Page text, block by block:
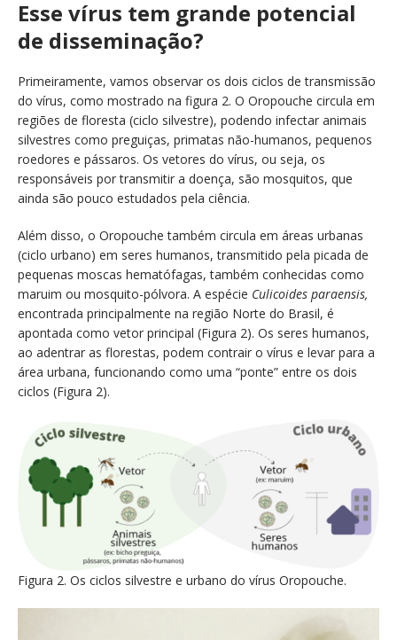
Esse vírus tem grande potencial
de disseminação?
Primeiramente, vamos observar os dois ciclos de transmissão
do vírus, como mostrado na figura 2. O Oropouche circula em
regiões de floresta (ciclo silvestre), podendo infectar animais
silvestres como preguiças, primatas não-humanos, pequenos
roedores e pássaros. Os vetores do vírus, ou seja, os
responsáveis por transmitir a doença, são mosquitos, que
ainda são pouco estudados pela ciência.
Além disso, o Oropouche também circula em áreas urbanas
(ciclo urbano) em seres humanos, transmitido pela picada de
pequenas moscas hematófagas, também conhecidas como
maruim ou mosquito-pólvora. A espécie Culicoides paraensis,
encontrada principalmente na região Norte do Brasil, é
apontada como vetor principal (Figura 2). Os seres humanos,
ao adentrar as florestas, podem contrair o vírus e levar para a
área urbana, funcionando como uma “ponte” entre os dois
ciclos (Figura 2).
Figura 2. Os ciclos silvestre e urbano do vírus Oropouche.